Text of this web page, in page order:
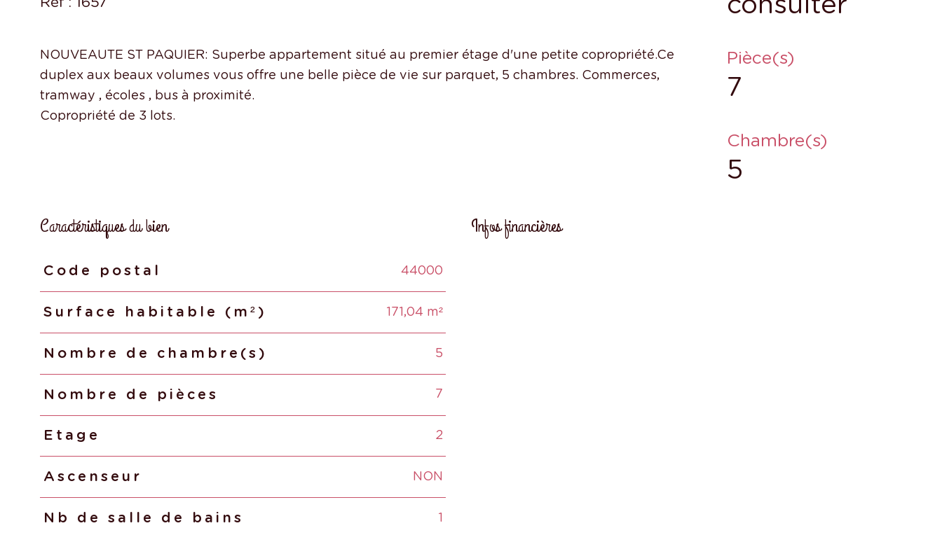
NOUVEAUTE ST PAQUIER: Superbe appartement situé au premier étage d'une petite copropriété.Ce
duplex aux beaux volumes vous offre une belle pièce de vie sur parquet, 5 chambres. Commerces,
tramway , écoles , bus à proximité.
Pièce(s)
7
Chambre(s)
5
Caractéristiques du bien
Caractéristiques Valeurs
Code postal 44000
Surface habitable (m²) 171,04 m²
Nombre de chambre(s) 5
Nombre de pièces 7
Etage 2
Ascenseur NON
Nb de salle de bains 1
Infos financières